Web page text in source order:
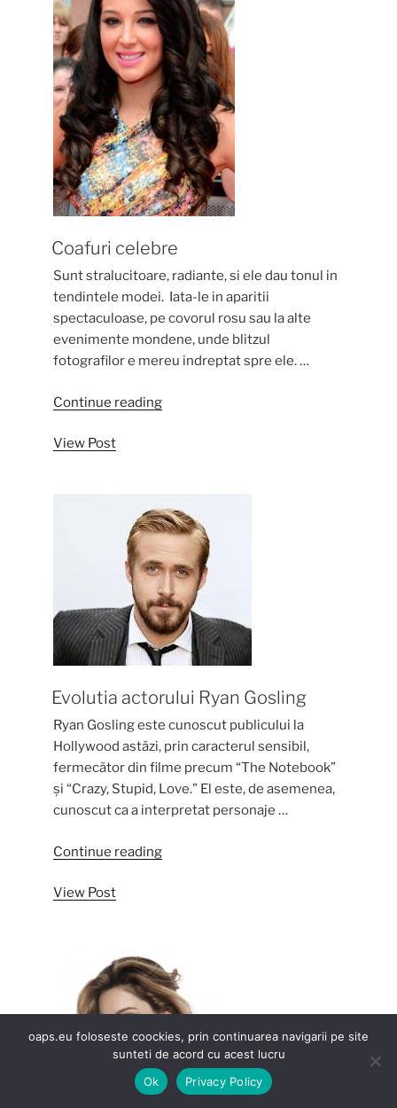
Coafuri celebre
Sunt stralucitoare, radiante, si ele dau tonul in
tendintele modei. Iata-le in aparitii
spectaculoase, pe covorul rosu sau la alte
evenimente mondene, unde blitzul
fotografilor e mereu indreptat spre ele. …
Continue reading“Coafuri
View Post
Evolutia actorului Ryan Gosling
Ryan Gosling este cunoscut publicului la
Hollywood astăzi, prin caracterul sensibil,
fermecător din filme precum “The Notebook”
și “Crazy, Stupid, Love.” El este, de asemenea,
cunoscut ca a interpretat personaje …
Continue reading“Evolutia
View Post
oaps.eu foloseste coockies, prin continuarea navigarii pe site
sunteti de acord cu acest lucru
Ok
Privacy Policy